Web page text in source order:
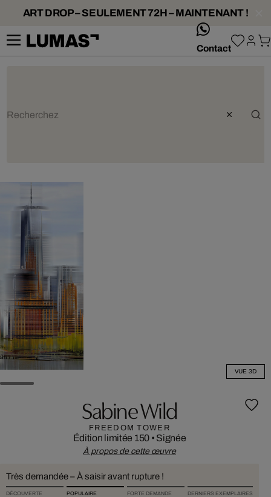
ART DROP – SEULEMENT 72H – MAINTENANT !
Contact
VUE 3D
Sabine Wild
FREEDOM TOWER
Édition limitée 150 • Signée
À propos de cette œuvre
Très demandée – À saisir avant rupture !
DÉCOUVERTE POPULAIRE FORTE DEMANDE DERNIERS EXEMPLAIRES